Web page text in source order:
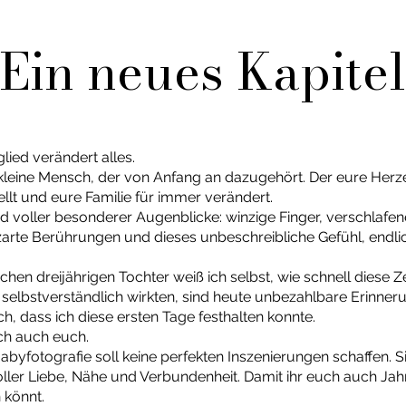
Ein neues Kapitel
verändert alles.
Mensch, der von Anfang an dazugehört. Der eure
und eure Familie für immer verändert.
voller besonderer Augenblicke: winzige Finger,
Berührungen und dieses unbeschreibliche Gefühl,
dreijährigen Tochter weiß ich selbst, wie schnell diese
wirkten, sind heute unbezahlbare
dass ich diese ersten Tage festhalten konnte.
auch euch.
soll keine perfekten Inszenierungen schaffen.
Liebe, Nähe und Verbundenheit. Damit ihr euch auch
könnt.